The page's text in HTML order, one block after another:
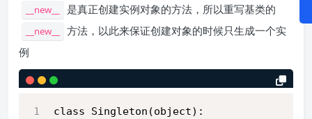
__new__ 是真正创建实例对象的方法，所以重写基类的
__new__
方法，以此来保证创建对象的时候只生成一个实
例
class Singleton(object):